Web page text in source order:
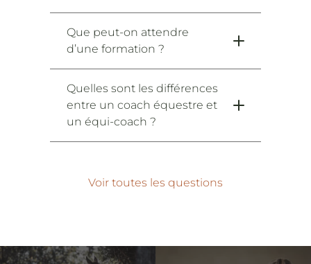
Que peut-on attendre
d’une formation ?
Quelles sont les différences
entre un coach équestre et
un équi-coach ?
Voir toutes les questions